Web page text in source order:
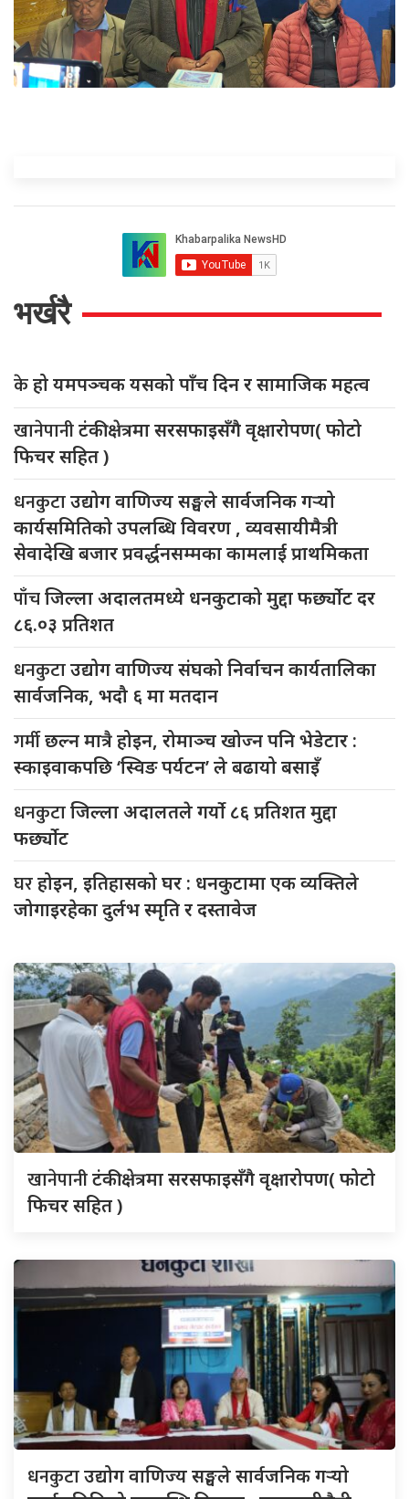
भर्खरै
केहो यमपञ्चक यसको पाँच दिन र सामाजिक महत्व
खानेपानीटंकी क्षेत्रमा सरसफाइसँगै वृक्षारोपण( फोटो
फिचर सहित )
धनकुटाउद्योग वाणिज्य सङ्घले सार्वजनिक गर्‍यो
कार्यसमितिको उपलब्धि विवरण , व्यवसायीमैत्री
सेवादेखि बजार प्रवर्द्धनसम्मका कामलाई प्राथमिकता
पाँचजिल्ला अदालतमध्ये धनकुटाको मुद्दा फर्छ्योट दर
८६.०३ प्रतिशत
धनकुटाउद्योग वाणिज्य संघको निर्वाचन कार्यतालिका
सार्वजनिक, भदौ ६ मा मतदान
गर्मीछल्न मात्रै होइन, रोमाञ्च खोज्न पनि भेडेटार :
स्काइवाकपछि ‘स्विङ पर्यटन’ ले बढायो बसाइँ
धनकुटाजिल्ला अदालतले गर्यो ८६ प्रतिशत मुद्दा
फर्छ्योट
घरहोइन, इतिहासको घर : धनकुटामा एक व्यक्तिले
जोगाइरहेका दुर्लभ स्मृति र दस्तावेज
खानेपानीटंकी क्षेत्रमा सरसफाइसँगै वृक्षारोपण( फोटो
फिचर सहित )
धनकुटाउद्योग वाणिज्य सङ्घले सार्वजनिक गर्‍यो